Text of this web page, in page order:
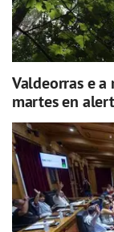
Valdeorras e a
martes en